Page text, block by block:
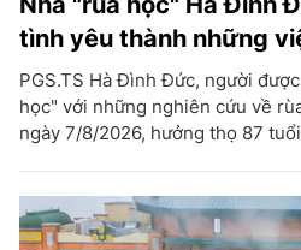
tình yêu thành những
PGS.TS Hà Đình Đức, người
học" với những nghiên cứu về
ngày 7/8/2026, hưởng thọ 87